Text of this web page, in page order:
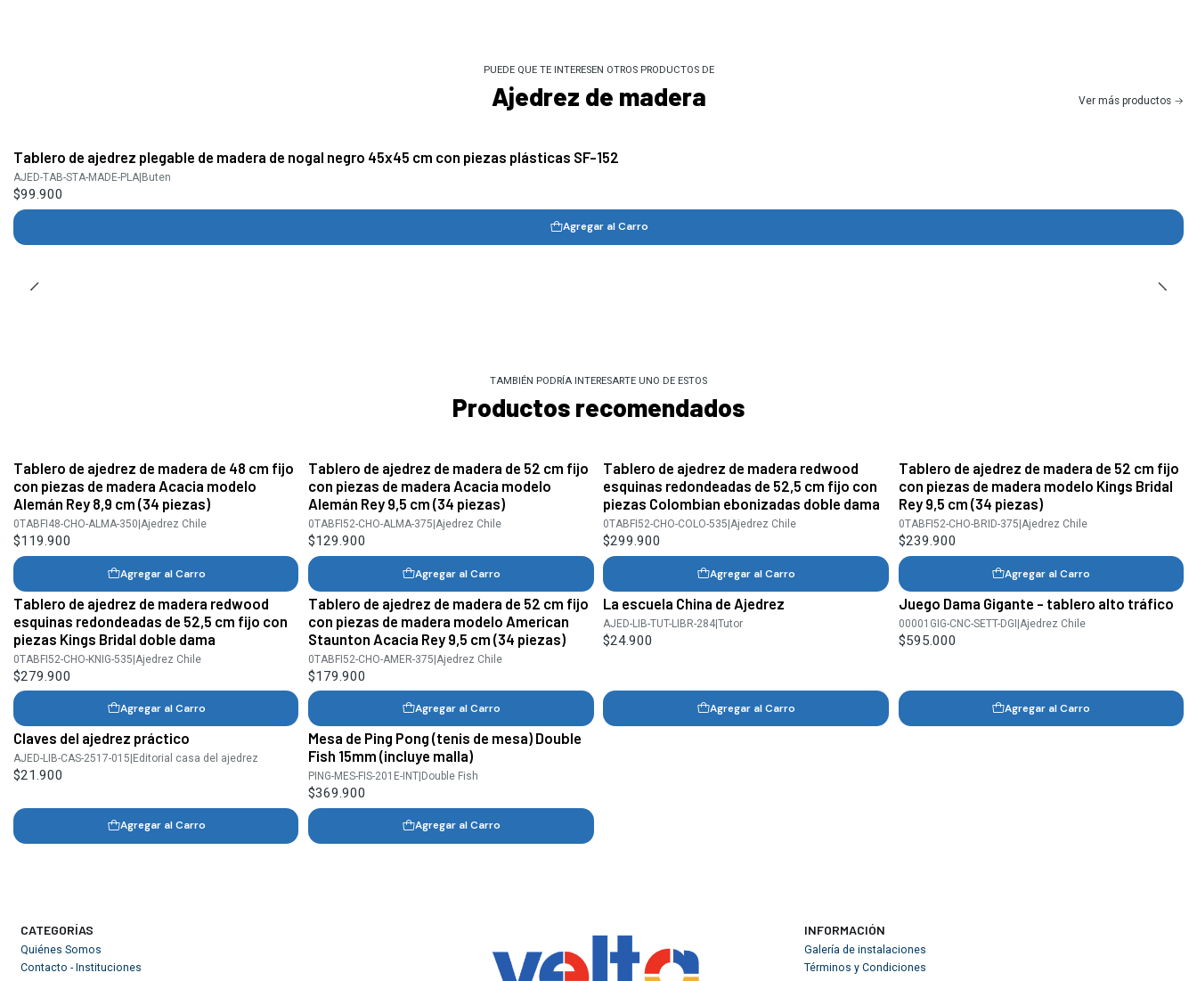
PUEDE QUE TE INTERESEN OTROS PRODUCTOS DE
Ajedrez de madera Ver más productos
Tablero de ajedrez plegable de madera de nogal negro 45x45 cm con piezas plásticas SF-152
AJED-TAB-STA-MADE-PLA| Buten
$99.900
Agregar al Carro
TAMBIÉN PODRÍA INTERESARTE UNO DE ESTOS
Productos recomendados
Tablero de ajedrez de madera de 48 cm fijo
con piezas de madera Acacia modelo
Alemán Rey 8,9 cm (34 piezas)
0TABFI48-CHO-ALMA-350 Ajedrez Chile
$119.900
Agregar al Carro
Tablero de ajedrez de madera de 52 cm fijo
con piezas de madera Acacia modelo
Alemán Rey 9,5 cm (34 piezas)
0TABFI52-CHO-ALMA-375 Ajedrez Chile
$129.900
Agregar al Carro
Tablero de ajedrez de madera redwood
esquinas redondeadas de 52,5 cm fijo con
piezas Colombian ebonizadas doble dama
0TABFI52-CHO-COLO-535 |Ajedrez Chile
$299.900
Agregar al Carro
Tablero de ajedrez de madera de 52 cm fijo
con piezas de madera modelo Kings Bridal
Rey 9,5 cm (34 piezas)
0TABFI52-CHO-BRID-375 Ajedrez Chile
$239.900
Agregar al Carro
Tablero de ajedrez de madera redwood
esquinas redondeadas de 52,5 cm fijo con
piezas Kings Bridal doble dama
0TABFI52-CHO-KNIG-535|Ajedrez Chile
$279.900
Agregar al Carro
Tablero de ajedrez de madera de 52 cm fijo
con piezas de madera modelo American
Staunton Acacia Rey 9,5 cm (34 piezas)
0TABFI52-CHO-AMER-375|Ajedrez Chile
$179.900
Agregar al Carro
La escuela China de Ajedrez
AJED-LIB-TUT-LIBR-284|Tutor
$24.900
Agregar al Carro
Juego Dama Gigante - tablero alto tráfico
00001GIG-CNC-SETT-DGI|Ajedrez Chile
$595.000
Agregar al Carro
Claves del ajedrez práctico
AJED-LIB-CAS-2517-015 Editorial casa del ajedrez
$21.900
Agregar al Carro
Mesa de Ping Pong (tenis de mesa) Double
Fish 15mm (incluye malla)
PING-MES-FIS-201E-INT| Double Fish
$369.900
Agregar al Carro
CATEGORÍAS
Quiénes Somos
Contacto - Instituciones
INFORMACIÓN
Galería de instalaciones
Términos y Condiciones